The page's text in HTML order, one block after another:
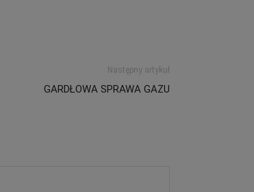
Następny artykuł
GARDŁOWA SPRAWA GAZU